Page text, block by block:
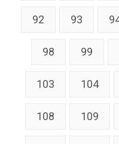
92 93
98 99
103 104
108 109